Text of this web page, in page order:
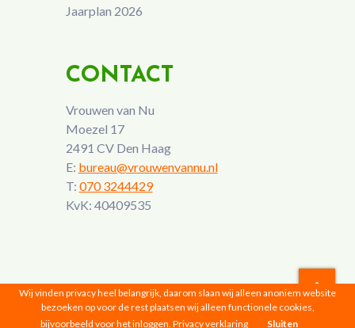
Jaarplan 2026
CONTACT
Vrouwen van Nu
Moezel 17
2491 CV Den Haag
E: bureau@vrouwenvannu.nl
T: 070 3244429
KvK: 40409535
Vrouwen van Nu © 2026 |Privacyverklaring
Wij vinden privacy heel belangrijk, daarom slaan wij alleen anoniem website
bezoeken op voor de rest plaatsen wij alleen functionele cookies,
bijvoorbeeld voor het inloggen. Privacy verklaring Sluiten